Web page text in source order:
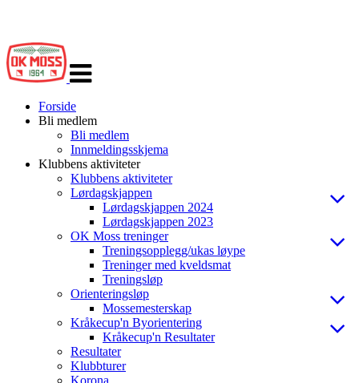
navigasjon
Forside
Bli medlem
Bli medlem
Innmeldingsskjema
Klubbens aktiviteter
Klubbens aktiviteter
Lørdagskjappen
Lørdagskjappen 2024
Lørdagskjappen 2023
OK Moss treninger
Treningsopplegg/ukas løype
Treninger med kveldsmat
Treningsløp
Orienteringsløp
Mossemesterskap
Kråkecup'n Byorientering
Kråkecup'n Resultater
Resultater
Klubbturer
Korona